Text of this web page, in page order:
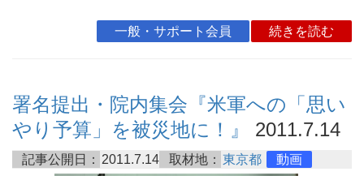
一般・サポート会員 続きを読む
署名提出・院内集会『米軍への「思い
やり予算」を被災地に！』
2011.7.14
記事公開日： 2011.7.14 取材地： 東京都 動画